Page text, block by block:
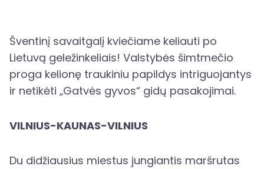
Šventinį savaitgalį kviečiame keliauti po
Lietuvą geležinkeliais! Valstybės šimtmečio
proga kelionę traukiniu papildys intriguojantys
ir netikėti „Gatvės gyvos“ gidų pasakojimai.
VILNIUS-KAUNAS-VILNIUS
Du didžiausius miestus jungiantis maršrutas